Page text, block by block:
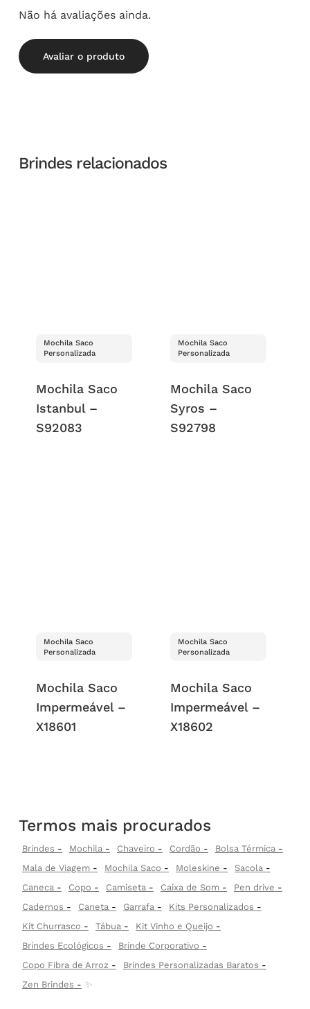
Não há avaliações ainda.
Avaliar o produto
Brindes relacionados
Mochila Saco
Personalizada
Mochila Saco
Istanbul –
S92083
Mochila Saco
Personalizada
Mochila Saco
Syros –
S92798
Mochila Saco
Personalizada
Mochila Saco
Impermeável –
X18601
Mochila Saco
Personalizada
Mochila Saco
Impermeável –
X18602
Termos mais procurados
Brindes Mochila Chaveiro Cordão
Bolsa Térmica
Mala de Viagem
Mochila Saco Moleskine
Sacola
Caneca
Copo Camiseta Caixa de Som
Pen drive
Cadernos
Caneta Garrafa
Kits Personalizados
Kit Churrasco
Tábua
Kit Vinho e Queijo
Brindes Ecológicos
Brinde Corporativo
Copo Fibra de Arroz
Brindes Personalizadas Baratos
Zen Brindes
✨